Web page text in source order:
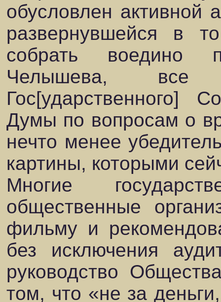
обусловлен активной
развернувшейся в
собрать воедино
Челышева, все
Гос[ударственного]
Думы по вопросам о
нечто менее
картины, которыми
Многие
общественные
фильму и
без исключения
руководство
том, что «не за